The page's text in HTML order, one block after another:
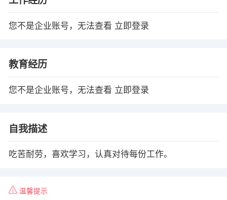
您不是企业账号，无法查看 立即登录
教育经历
您不是企业账号，无法查看 立即登录
自我描述
吃苦耐劳，喜欢学习，认真对待每份工作。
温馨提示